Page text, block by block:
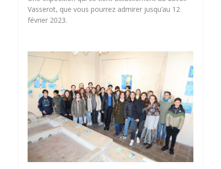
Vasserot, que vous pourrez admirer jusqu’au 12
février 2023.